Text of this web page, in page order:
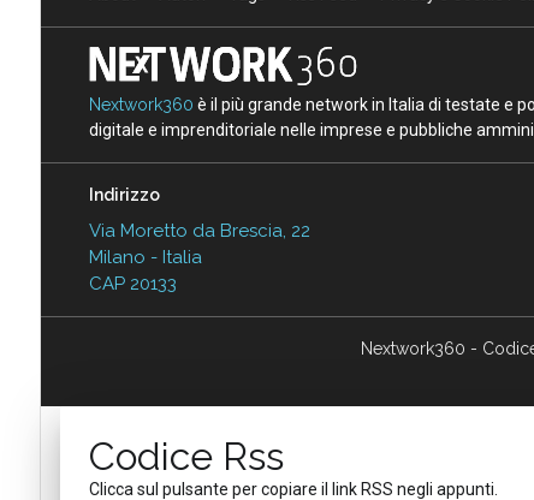
Nextwork360 è il più grande network in Italia di testate e
digitale e imprenditoriale nelle imprese e pubbliche
Indirizzo
Via Moretto da Brescia, 22
Milano - Italia
CAP 20133
Nextwork360 -
Codice Rss
Clicca sul pulsante per copiare il link RSS negli appunti.